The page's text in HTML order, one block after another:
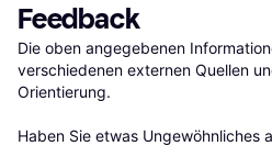
Feedback
Die oben angegebenen
verschiedenen externen Quellen
Orientierung.
Haben Sie etwas Ungewöhnliches